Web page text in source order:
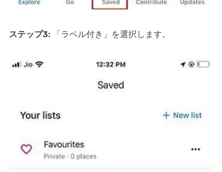
ステップ3: 「ラベル付き」を選択します。